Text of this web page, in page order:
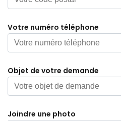
Votre numéro téléphone
Objet de votre demande
Joindre une photo